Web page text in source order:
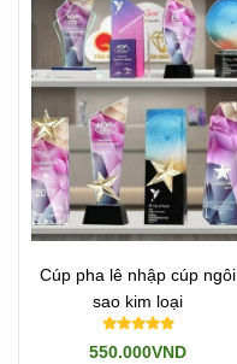
Cúp pha lê nhập cúp ngôi
sao kim loại
550.000VND